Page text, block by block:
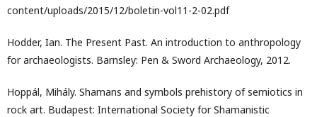
content/uploads/2015/12/boletin-vol11-2-02.pdf
Hodder, Ian. The Present Past. An introduction to anthropology
for archaeologists. Barnsley: Pen & Sword Archaeology, 2012.
Hoppál, Mihály. Shamans and symbols prehistory of semiotics in
rock art. Budapest: International Society for Shamanistic